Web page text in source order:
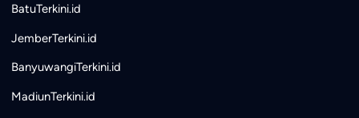
BatuTerkini.id
JemberTerkini.id
BanyuwangiTerkini.id
MadiunTerkini.id